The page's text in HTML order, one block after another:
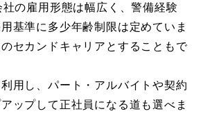
の雇用形態は幅広く、警備経験
基準に多少年齢制限は定めていま
セカンドキャリアとすることもで
用し、パート・アルバイトや契約
ップして正社員になる道も選べま